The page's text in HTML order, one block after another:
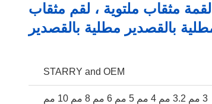
HSS4341 لقمة مثقاب ملتوية ، لقم مثقاب
بالقصدير مطلية بالقصدير
STARRY and OEM
3 مم 3.2 مم 4 مم 5 مم 6 مم 8 مم 10 مم